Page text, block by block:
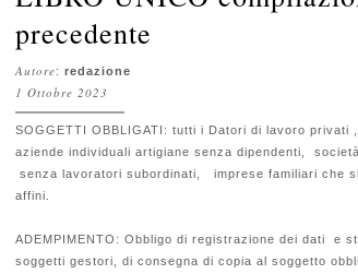
precedente
Autore: redazione
1 Ottobre 2023
SOGGETTI OBBLIGATI: tutti i Datori di lavoro
aziende individuali artigiane senza dipendenti,
senza lavoratori subordinati, imprese familiari che
affini.
ADEMPIMENTO: Obbligo di registrazione dei dati e
soggetti gestori, di consegna di copia al soggetto